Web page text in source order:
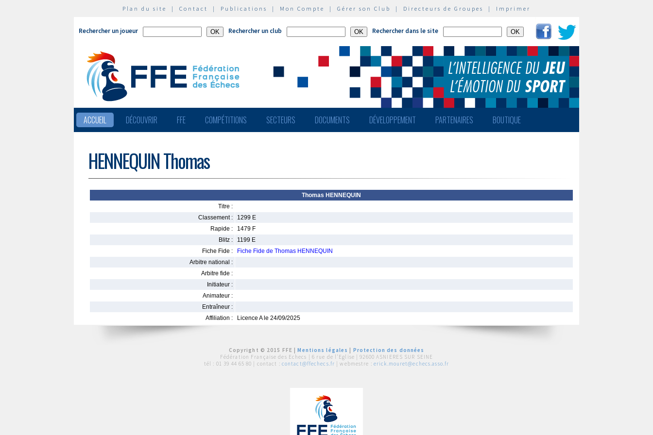
Plan du site | Contact | Publications | Mon Compte | Gérer son Club | Directeurs de Groupes | Imprimer
Rechercher un joueur Rechercher un club Rechercher dans le site
ACCUEIL DÉCOUVRIR FFE COMPÉTITIONS SECTEURS DOCUMENTS DÉVELOPPEMENT PARTENAIRES BOUTIQUE
HENNEQUIN Thomas
Thomas HENNEQUIN
Titre :
Classement :
1299 E
Rapide :
1479 F
Blitz :
1199 E
Fiche Fide :
Fiche Fide de Thomas HENNEQUIN
Arbitre national :
Arbitre fide :
Initiateur :
Animateur :
Entraîneur :
Affiliation :
Licence A le 24/09/2025
Copyright © 2015 FFE |Mentions légales
Protection des données
Fédération Française des Echecs | 6 rue de l'Eglise | 92600 ASNIERES SUR SEINE
tél : 01 39 44 65 80 | contact : contact@ffechecs.fr | webmestre : erick.mouret@echecs.asso.fr